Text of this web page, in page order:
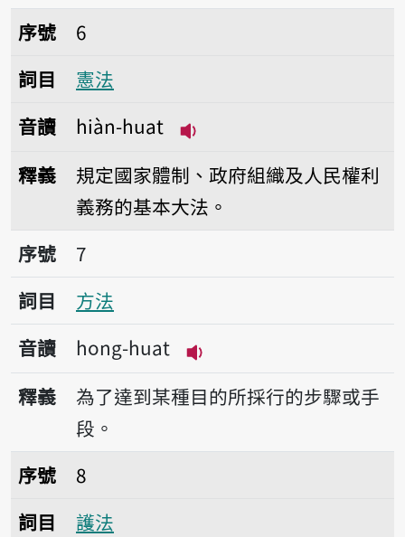
序號6憲法
序號
6
詞目
憲法
音讀
hiàn-huat
釋義
規定國家體制、政府組織及人民權利
義務的基本大法。
序號7方法
序號
7
詞目
方法
音讀
hong-huat
播放音讀hong-huat
釋義
為了達到某種目的所採行的步驟或手
段。
序號8護法
序號
8
詞目
護法